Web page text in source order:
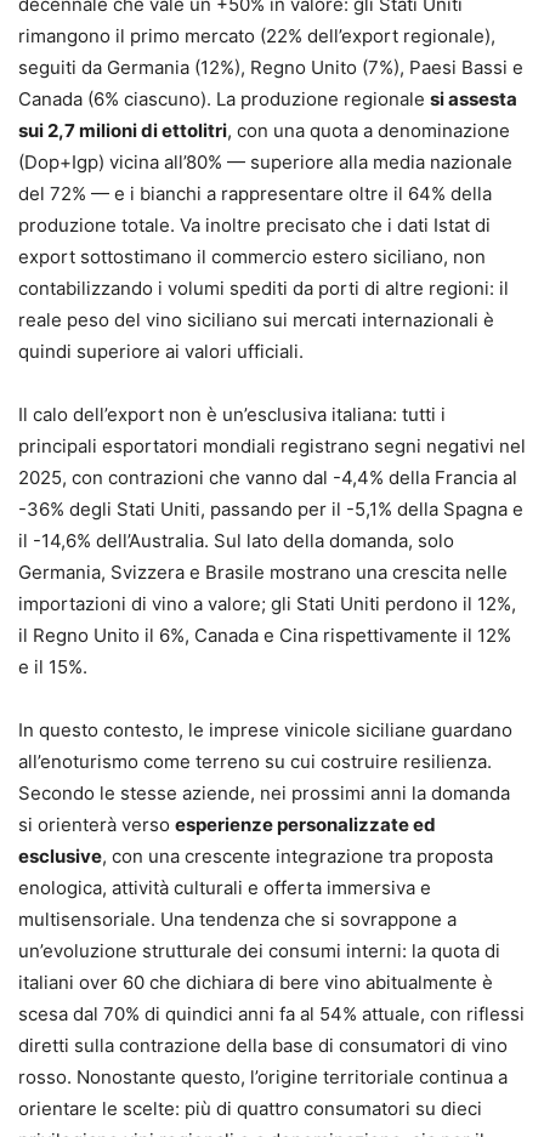
rimangono il primo mercato (22% dell’export regionale),
seguiti da Germania (12%), Regno Unito (7%), Paesi Bassi e
Canada (6% ciascuno). La produzione regionale si assesta
sui 2,7 milioni di ettolitri, con una quota a denominazione
(Dop+Igp) vicina all’80% — superiore alla media nazionale
del 72% — e i bianchi a rappresentare oltre il 64% della
produzione totale. Va inoltre precisato che i dati Istat di
export sottostimano il commercio estero siciliano, non
contabilizzando i volumi spediti da porti di altre regioni: il
reale peso del vino siciliano sui mercati internazionali è
quindi superiore ai valori ufficiali.
Il calo dell’export non è un’esclusiva italiana: tutti i
principali esportatori mondiali registrano segni negativi nel
2025, con contrazioni che vanno dal -4,4% della Francia al
-36% degli Stati Uniti, passando per il -5,1% della Spagna e
il -14,6% dell’Australia. Sul lato della domanda, solo
Germania, Svizzera e Brasile mostrano una crescita nelle
importazioni di vino a valore; gli Stati Uniti perdono il 12%,
il Regno Unito il 6%, Canada e Cina rispettivamente il 12%
e il 15%.
In questo contesto, le imprese vinicole siciliane guardano
all’enoturismo come terreno su cui costruire resilienza.
Secondo le stesse aziende, nei prossimi anni la domanda
si orienterà verso esperienze personalizzate ed
esclusive, con una crescente integrazione tra proposta
enologica, attività culturali e offerta immersiva e
multisensoriale. Una tendenza che si sovrappone a
un’evoluzione strutturale dei consumi interni: la quota di
italiani over 60 che dichiara di bere vino abitualmente è
scesa dal 70% di quindici anni fa al 54% attuale, con riflessi
diretti sulla contrazione della base di consumatori di vino
rosso. Nonostante questo, l’origine territoriale continua a
orientare le scelte: più di quattro consumatori su dieci